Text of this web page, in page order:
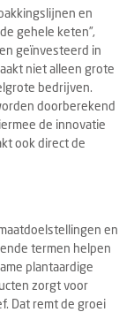
en
gehele keten”,
geïnvesteerd in
niet alleen grote
bedrijven.
doorberekend
de innovatie
ook direct de
en
termen helpen
plantaardige
zorgt voor
Dat remt de groei